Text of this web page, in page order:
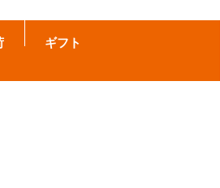
ギフト